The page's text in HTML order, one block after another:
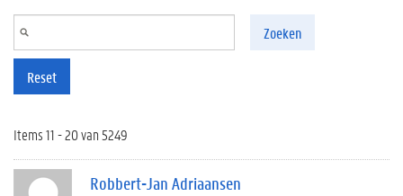
Zoeken
Reset
Items 11 - 20 van 5249
Robbert-Jan Adriaansen